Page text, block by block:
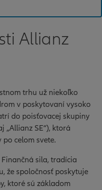
Allianz
trhu už niekoľko
v poskytovaní vysoko
do poisťovacej skupiny
„Allianz SE“), ktorá
celom svete.
sila, tradícia
že spoločnosť poskytuje
ktoré sú základom